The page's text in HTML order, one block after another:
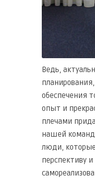
Ведь,
обеспечения
опыт и
плечами
нашей
люди,
перспективу